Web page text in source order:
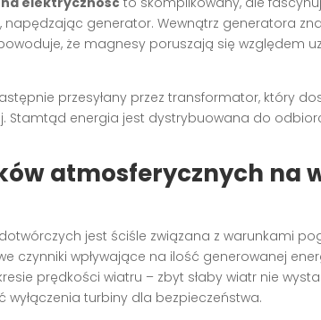
napędzając generator. Wewnątrz generatora
że magnesy poruszają się względem
przesyłany przez transformator, który
Stamtąd energia jest dystrybuowana do
atmosferycznych na
jest ściśle związana z warunkami
czynniki wpływające na ilość generowanej
prędkości wiatru – zbyt słaby wiatr nie
turbiny dla bezpieczeństwa.